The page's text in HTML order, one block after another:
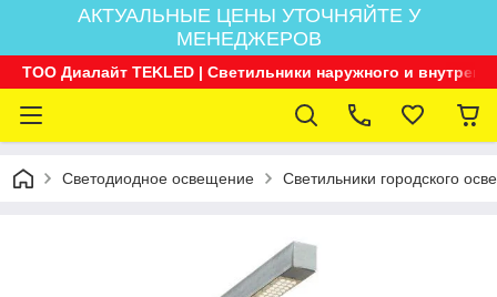
АКТУАЛЬНЫЕ ЦЕНЫ УТОЧНЯЙТЕ У
МЕНЕДЖЕРОВ
ТОО Диалайт TEKLED | Светильники наружного и
Светодиодное освещение Светильники городского